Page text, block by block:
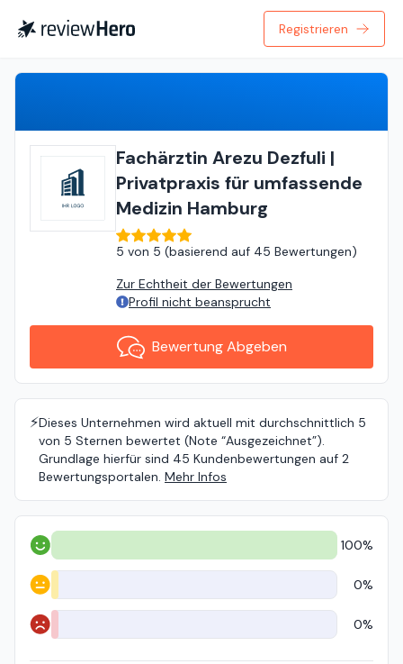
Registrieren
Fachärztin Arezu Dezfuli |
Privatpraxis für umfassende
Medizin Hamburg
5 von 5 (basierend auf 45 Bewertungen)
Zur Echtheit der Bewertungen
Profil nicht beansprucht
Bewertung Abgeben
⚡️Dieses Unternehmen wird aktuell mit durchschnittlich 5
von 5 Sternen bewertet (Note “Ausgezeichnet”).
Grundlage hierfür sind 45 Kundenbewertungen auf 2
Bewertungsportalen. Mehr Infos
Positiv 100%
Neutral 0%
Negativ 0%